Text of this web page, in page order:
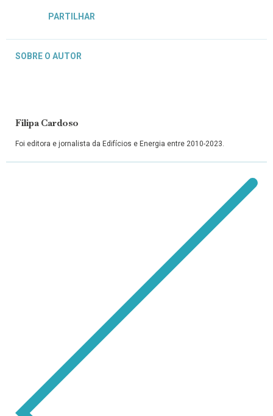
PARTILHAR
SOBRE O AUTOR
Filipa Cardoso
Foi editora e jornalista da Edifícios e Energia entre 2010-2023.